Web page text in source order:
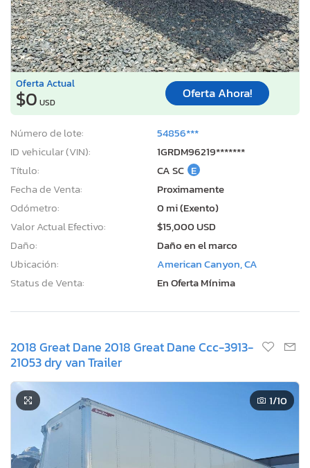
Oferta Actual
$0 USD
Oferta Ahora!
Número de lote:
54856***
ID vehicular (VIN):
1GRDM96219*******
Título:
CA SC E
Fecha de Venta:
Proximamente
Odómetro:
0 mi (Exento)
Valor Actual Efectivo:
$15,000 USD
Daño:
Daño en el marco
Ubicación:
American Canyon, CA
Status de Venta:
En Oferta Mínima
2018 Great Dane 2018 Great Dane Ccc-3913-
21053 dry van Trailer
1/10